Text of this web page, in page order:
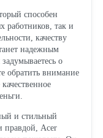
способен
работников, так и
качеству
надежным
о
обратить внимание
и стильный
правдой, Acer